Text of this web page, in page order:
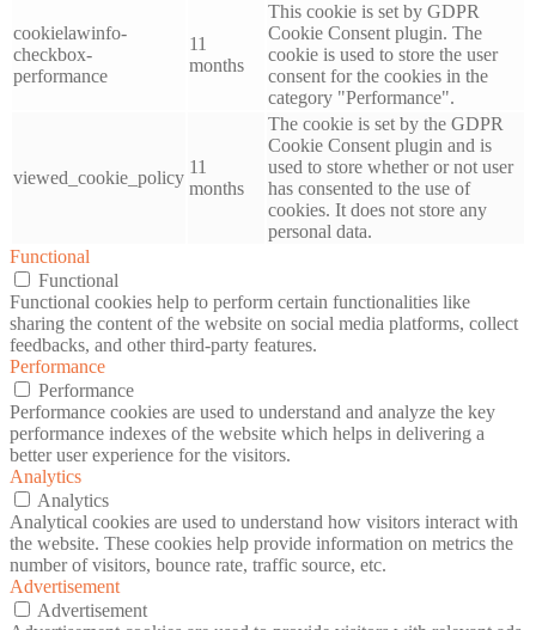
cookielawinfo-
checkbox-
performance
11
months
This cookie is set by GDPR
Cookie Consent plugin. The
cookie is used to store the user
consent for the cookies in the
category "Performance".
viewed_cookie_policy
11
months
The cookie is set by the GDPR
Cookie Consent plugin and is
used to store whether or not user
has consented to the use of
cookies. It does not store any
personal data.
Functional
Functional
Functional cookies help to perform certain functionalities like
sharing the content of the website on social media platforms, collect
feedbacks, and other third-party features.
Performance
Performance
Performance cookies are used to understand and analyze the key
performance indexes of the website which helps in delivering a
better user experience for the visitors.
Analytics
Analytics
Analytical cookies are used to understand how visitors interact with
the website. These cookies help provide information on metrics the
number of visitors, bounce rate, traffic source, etc.
Advertisement
Advertisement